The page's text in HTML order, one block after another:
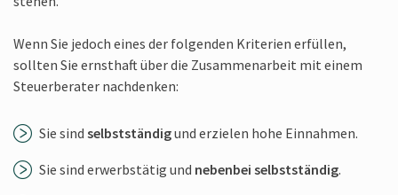
Wenn Sie jedoch eines der folgenden Kriterien erfüllen,
sollten Sie ernst­haft über die Zusammen­arbeit mit einem
Steuer­berater nachdenken:
Sie sind selbst­ständigund erzielen hohe Einnahmen.
Sie sind erwerbs­tätig und nebenbei selbst­ständig.